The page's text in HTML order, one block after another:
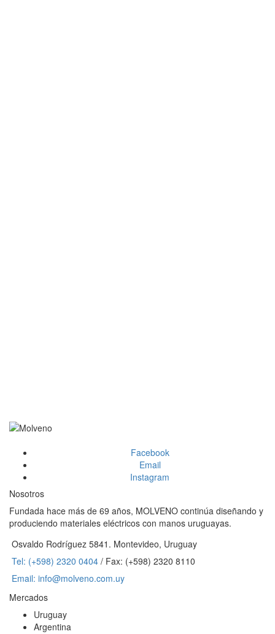
Facebook
Email
Instagram
Nosotros
Fundada hace más de 69 años, MOLVENO continúa diseñando y
produciendo materiales eléctricos con manos uruguayas.
Osvaldo Rodríguez 5841. Montevideo, Uruguay
Tel: (+598) 2320 0404 / Fax: (+598) 2320 8110
Email: info@molveno.com.uy
Mercados
Uruguay
Argentina